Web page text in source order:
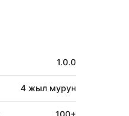
1.0.0
4 жыл мурун
100+